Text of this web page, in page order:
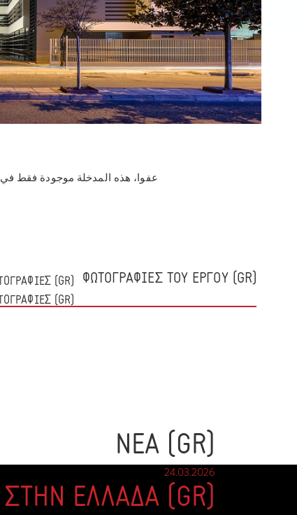
عفوا، هذه المدخلة موجودة فقط في
(GR) ΦΩΤΟΓΡΑΦΙΕΣ ΤΟΥ ΕΡΓΟΥ
(GR) ΝΕΑ
24.03.2026
(GR) ΠΑΡΑΓΟΥΜΕ ΣΤΗΝ ΕΛΛΑΔΑ